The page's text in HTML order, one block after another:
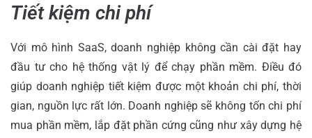
Tiết kiệm chi phí
Với mô hình SaaS, doanh nghiệp không cần cài đặt hay
đầu tư cho hệ thống vật lý để chạy phần mềm. Điều đó
giúp doanh nghiệp tiết kiệm được một khoản chi phí, thời
gian, nguồn lực rất lớn. Doanh nghiệp sẽ không tốn chi phí
mua phần mềm, lắp đặt phần cứng cũng như xây dựng hệ